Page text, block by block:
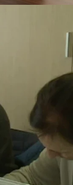
sindicatos
de
que subir
en
de sueldo
depende